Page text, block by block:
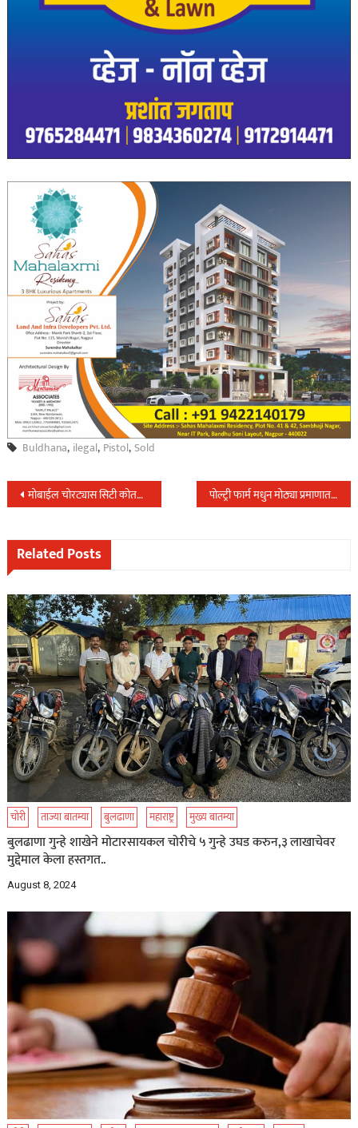
Buldhana, ilegal, Pistol,Sold
Post
navigation
मोबाईल चोरट्यास सिटी कोतवाली पोलिसांनी ठोकल्या बेड्या.. पोल्ट्री फार्म मधुन मोठ्या प्रमाणात कोंबड्या चोरी करणारी टोळी स्थानिक गुन्हे शाखेच्या ताब्यात…
Related Posts
चोरी ताज्या बातम्या बुलढाणा महाराष्ट्र मुख्य बातम्या
बुलढाणा गुन्हे शाखेने मोटारसायकल चोरीचे ५ गुन्हे उघड करुन,३ लाखाचेवर
मुद्देमाल केला हस्तगत..
August 8, 2024